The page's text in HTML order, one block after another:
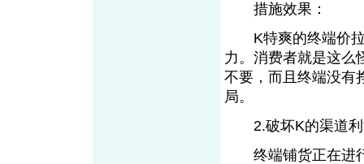
措施效果：
K特爽的终端价拉
力。消费者就是这么
不要，而且终端没有
局。
2.破坏K的渠道利
终端铺货正在进行